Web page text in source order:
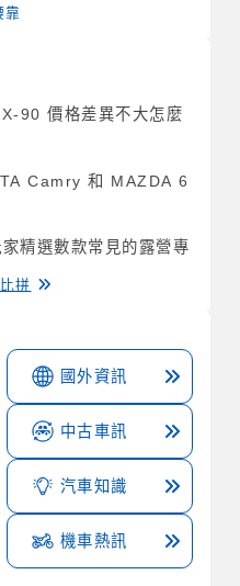
靠
90 價格差異不大怎麼
Camry 和 MAZDA 6
精選數款常見的露營專
拼
國外資訊
中古車訊
汽車知識
機車熱訊